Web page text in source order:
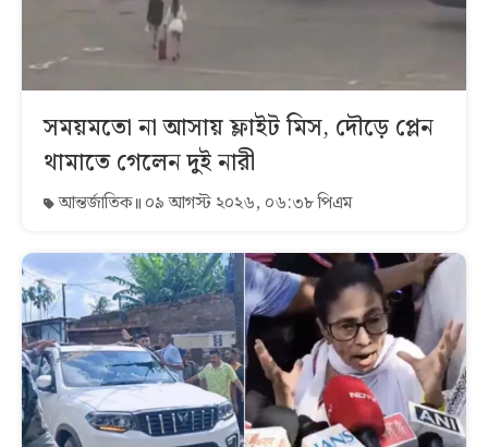
সময়মতো না আসায় ফ্লাইট মিস, দৌড়ে প্লেন
থামাতে গেলেন দুই নারী
আন্তর্জাতিক ০৯ আগস্ট ২০২৬, ০৬:৩৮ পিএম